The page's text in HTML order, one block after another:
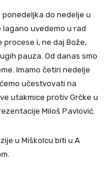
ponedeljka do nedelje u
lagano uvedemo u rad
procese i, ne daj Bože,
pauza. Od danas smo
Imamo četiri nedelje
učestvovati na
utakmice protiv Grčke u
Miloš Pavlović.
u Miškolcu biti u A